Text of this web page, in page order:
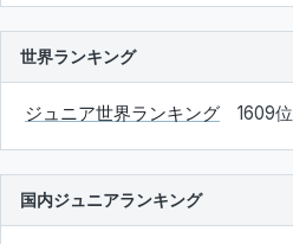
世界ランキング
ジュニア世界ランキング 1609位
国内ジュニアランキング